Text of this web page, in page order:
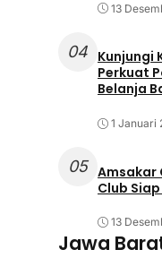
13
04 Kunjungi
Perkuat
Belanja
1 Januari
05 Amsakar
Club
13
Jawa